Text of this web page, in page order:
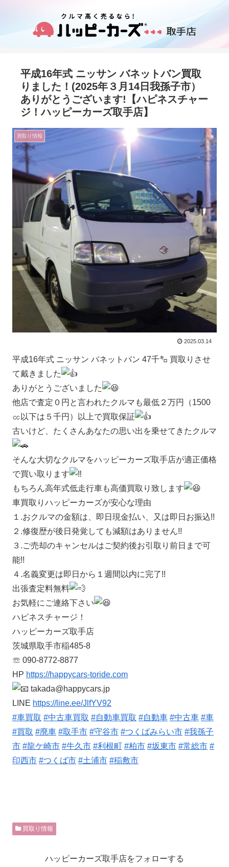
平成16年式 ニッサン バネットバン買取
りました！(2025年３月14日我孫子市）
ありがとうございます!【ハピネスチャー
ジ！ハッピーカーズ取手店】
買取り情報
2025.03.14
平成16年式 ニッサン バネットバン 47千㌔ 買取りさせ
て戴きました
ありがとうございました
他店で査定０円と言われたクルマも最低２万円（1500
㏄以下は５千円）以上で買取保証
古いけど、たくさんあなたの思い出を乗せてきたクルマ
そんな大切なクルマをハッピーカーズ取手店が適正価格
で買い取ります
もちろん高年式低走行車も高価買取り致します
車買取りハッピーカーズが安心な理由
１.おクルマの金額は、即日現金払い、又は即日お振込!!
２.修復歴が後日発覚しても減額はありません!!
３.ご売却のキャンセルはご契約後お引取り前日まで可
能!!
４.名義変更は即日から１週間以内に完了!!
出張査定料無料
お気軽にご連絡下さい
ハピネスチャージ！
ハッピーカーズ取手店
茨城県取手市稲485-8
☏ 090-8772-8877
HP https://happycars-toride.com
takada@happycars.jp
LINE https://line.ee/JlfYV92
#車買取 #中古車買取 #自動車買取 #自動車 #中古車 #車
#買取 #廃車 #取手市 #守谷市 #つくばみらい市 #我孫子
市 #龍ケ崎市 #牛久市 #利根町 #柏市 #坂東市 #常総市 #
印西市 #つくば市 #土浦市 #稲敷市
買取り情報
ハッピーカーズ取手店をフォローする